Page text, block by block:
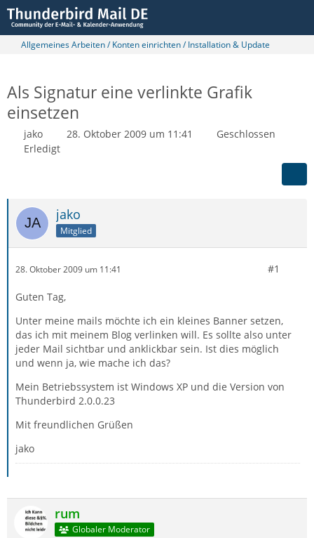
Allgemeines Arbeiten / Konten einrichten / Installation & Update
Als Signatur eine verlinkte Grafik
einsetzen
jako 28. Oktober 2009 um 11:41
Geschlossen
Erledigt
jako
Mitglied
28. Oktober 2009 um 11:41 #1
Guten Tag,
Unter meine mails möchte ich ein kleines Banner setzen,
das ich mit meinem Blog verlinken will. Es sollte also unter
jeder Mail sichtbar und anklickbar sein. Ist dies möglich
und wenn ja, wie mache ich das?
Mein Betriebssystem ist Windows XP und die Version von
Thunderbird 2.0.0.23
Mit freundlichen Grüßen
jako
rum
Globaler Moderator